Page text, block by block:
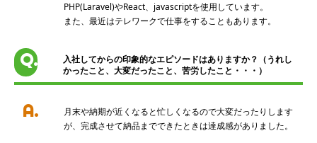
PHP(Laravel)やReact、javascriptを使用しています。
また、最近はテレワークで仕事をすることもあります。
Q.
入社してからの印象的なエピソードはありますか？（うれし
かったこと、大変だったこと、苦労したこと・・・）
A.
月末や納期が近くなると忙しくなるので大変だったりします
が、完成させて納品までできたときは達成感がありました。